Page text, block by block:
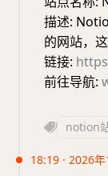
描述:
的网站，
链接:
前往导航:
notion
18:19 · 2026